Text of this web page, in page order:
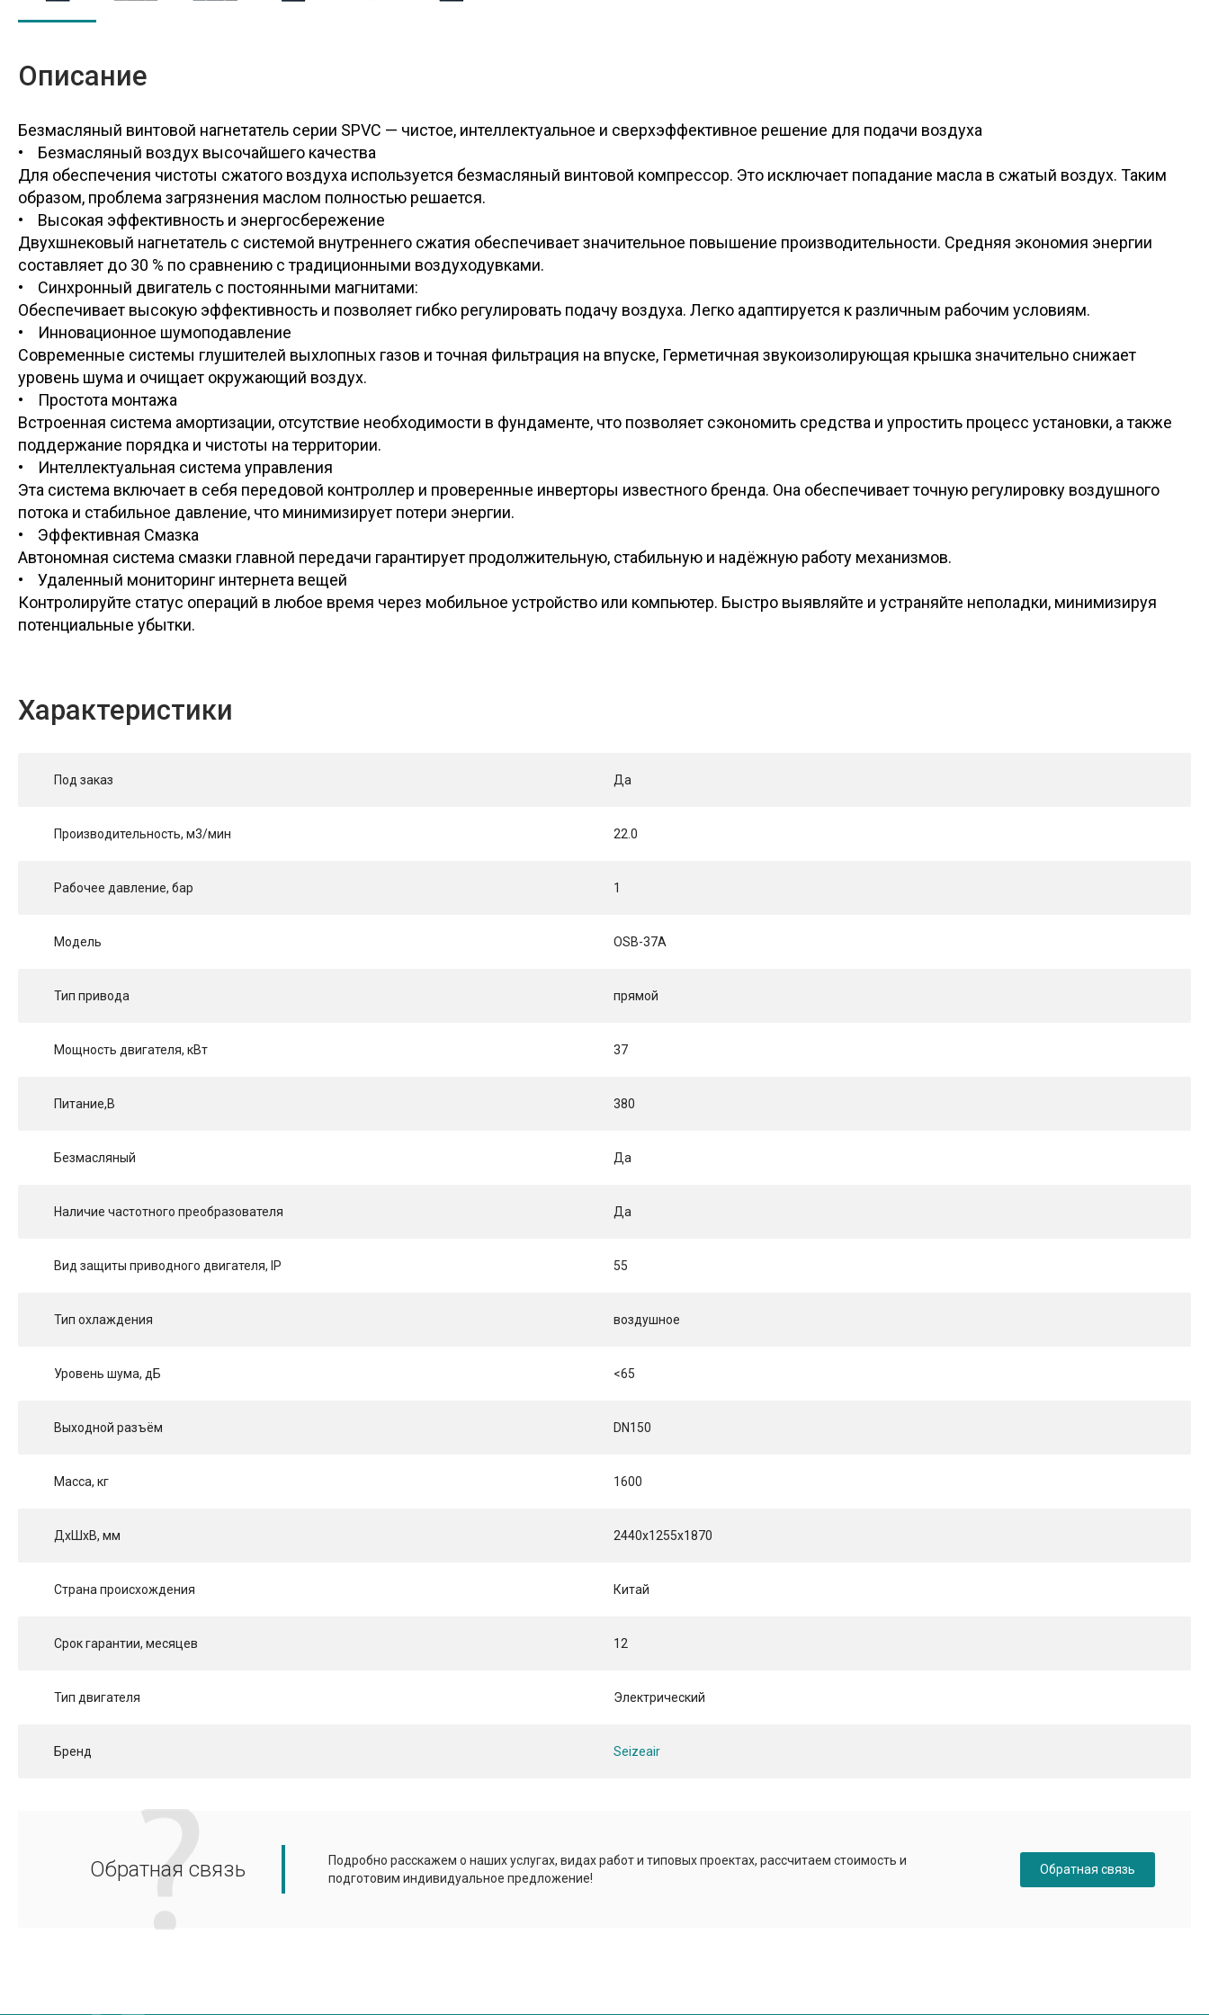
Описание
Безмасляный винтовой нагнетатель серии SPVC — чистое, интеллектуальное и сверхэффективное решение для подачи воздуха
• Безмасляный воздух высочайшего качества
Для обеспечения чистоты сжатого воздуха используется безмасляный винтовой компрессор. Это исключает попадание масла в сжатый воздух. Таким
образом, проблема загрязнения маслом полностью решается.
• Высокая эффективность и энергосбережение
Двухшнековый нагнетатель с системой внутреннего сжатия обеспечивает значительное повышение производительности. Средняя экономия энергии
составляет до 30 % по сравнению с традиционными воздуходувками.
• Синхронный двигатель с постоянными магнитами:
Обеспечивает высокую эффективность и позволяет гибко регулировать подачу воздуха. Легко адаптируется к различным рабочим условиям.
• Инновационное шумоподавление
Современные системы глушителей выхлопных газов и точная фильтрация на впуске, Герметичная звукоизолирующая крышка значительно снижает
уровень шума и очищает окружающий воздух.
• Простота монтажа
Встроенная система амортизации, отсутствие необходимости в фундаменте, что позволяет сэкономить средства и упростить процесс установки, а также
поддержание порядка и чистоты на территории.
• Интеллектуальная система управления
Эта система включает в себя передовой контроллер и проверенные инверторы известного бренда. Она обеспечивает точную регулировку воздушного
потока и стабильное давление, что минимизирует потери энергии.
• Эффективная Смазка
Автономная система смазки главной передачи гарантирует продолжительную, стабильную и надёжную работу механизмов.
• Удаленный мониторинг интернета вещей
Контролируйте статус операций в любое время через мобильное устройство или компьютер. Быстро выявляйте и устраняйте неполадки, минимизируя
потенциальные убытки.
Характеристики
Под заказ Да
Производительность, м3/мин 22.0
Рабочее давление, бар 1
Модель OSB-37A
Тип привода прямой
Мощность двигателя, кВт 37
Питание,В 380
Безмасляный Да
Наличие частотного преобразователя Да
Вид защиты приводного двигателя, IP 55
Тип охлаждения воздушное
Уровень шума, дБ <65
Выходной разъём DN150
Масса, кг 1600
ДхШхВ, мм 2440x1255x1870
Страна происхождения Китай
Срок гарантии, месяцев 12
Тип двигателя Электрический
Бренд Seizeair
Обратная связь
Подробно расскажем о наших услугах, видах работ и типовых проектах, рассчитаем стоимость и
подготовим индивидуальное предложение!
Обратная связь